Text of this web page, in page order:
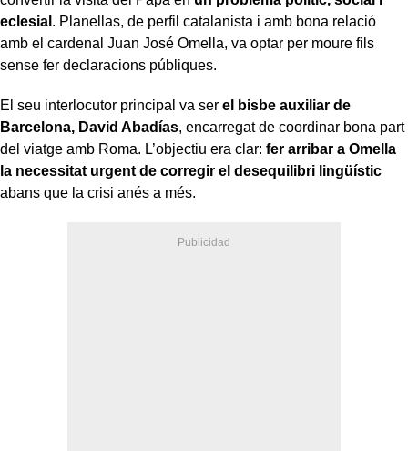
eclesial . Planellas, de perfil catalanista i amb bona relació
amb el cardenal Juan José Omella, va optar per moure fils
sense fer declaracions públiques.
El seu interlocutor principal va ser el bisbe auxiliar de
Barcelona, David Abadías, encarregat de coordinar bona part
del viatge amb Roma. L’objectiu era clar: fer arribar a Omella
la necessitat urgent de corregir el desequilibri lingüístic
abans que la crisi anés a més.